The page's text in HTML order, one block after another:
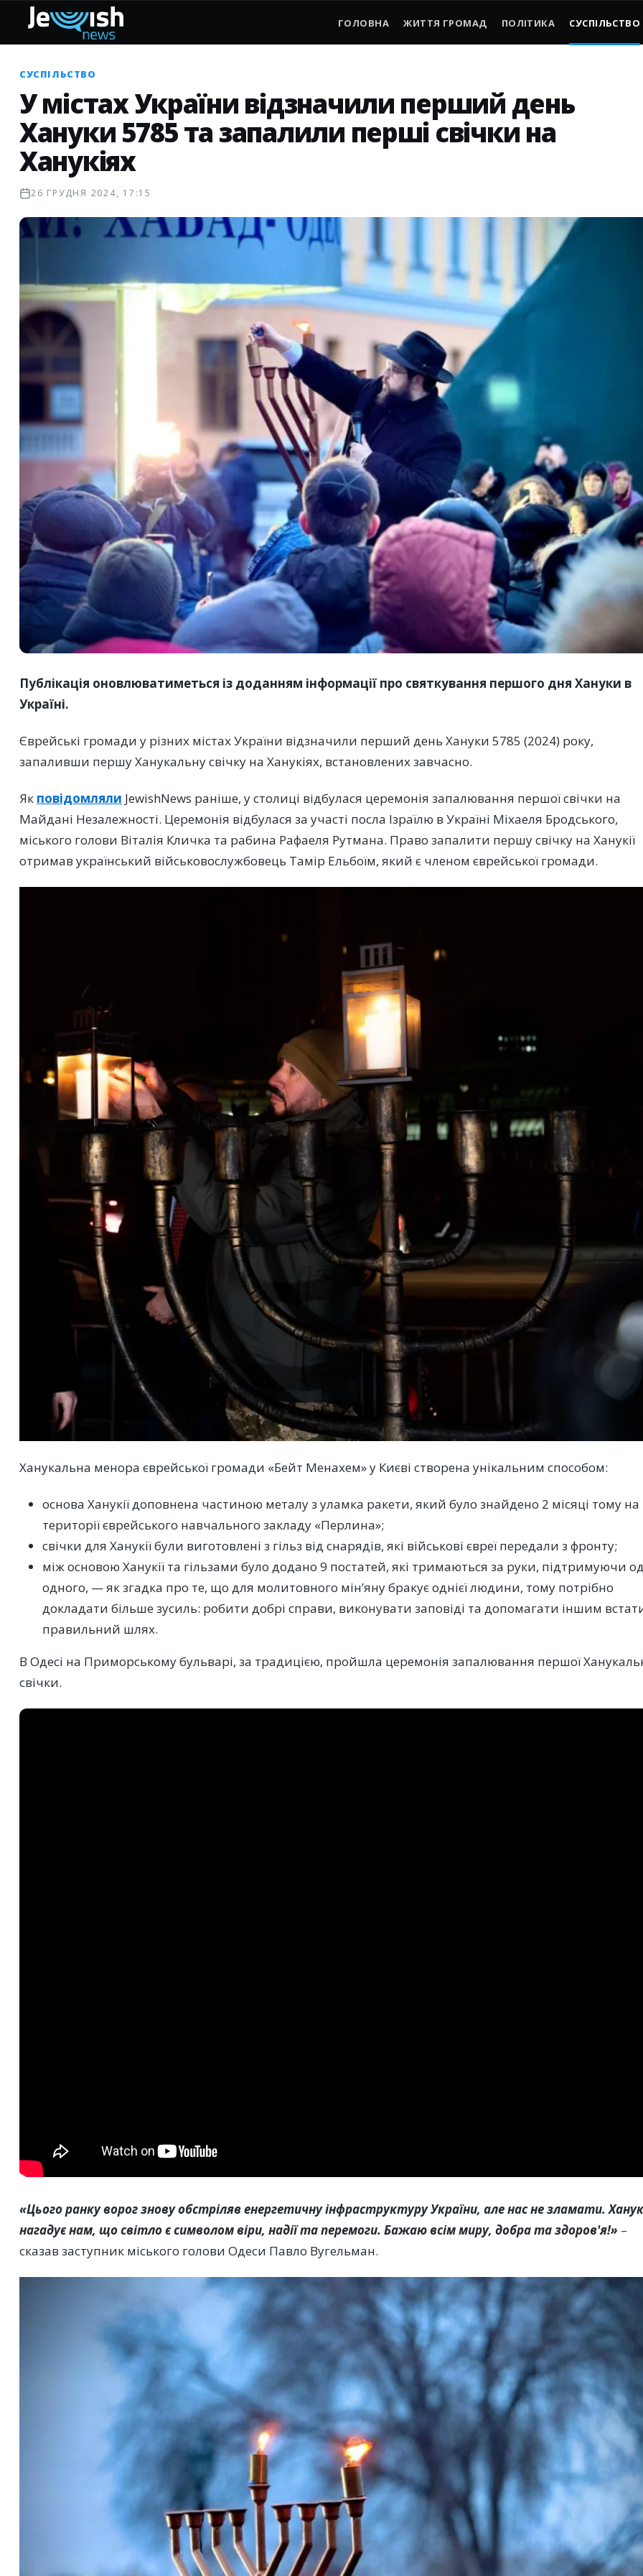
ГОЛОВНА ЖИТТЯ ГРОМАД ПОЛІТИКА СУСПІЛЬСТВО
СУСПІЛЬСТВО
У містах України відзначили перший день
Хануки 5785 та запалили перші свічки на
Ханукіях
26 ГРУДНЯ 2024, 17:15
Публікація оновлюватиметься із доданням інформації про святкування першого дня Хануки в
Україні.
Єврейські громади у різних містах України відзначили перший день Хануки 5785 (2024) року,
запаливши першу Ханукальну свічку на Ханукіях, встановлених завчасно.
Як повідомляли JewishNews раніше, у столиці відбулася церемонія запалювання першої свічки на
Майдані Незалежності. Церемонія відбулася за участі посла Ізраїлю в Україні Міхаеля Бродського,
міського голови Віталія Кличка та рабина Рафаеля Рутмана. Право запалити першу свічку на Ханукії
отримав український військовослужбовець Тамір Ельбоїм, який є членом єврейської громади.
Ханукальна менора єврейської громади «Бейт Менахем» у Києві створена унікальним способом:
основа Ханукії доповнена частиною металу з уламка ракети, який було знайдено 2 місяці тому на
території єврейського навчального закладу «Перлина»;
свічки для Ханукії були виготовлені з гільз від снарядів, які військові євреї передали з фронту;
між основою Ханукії та гільзами було додано 9 постатей, які тримаються за руки, підтримуючи
одного, — як згадка про те, що для молитовного мін’яну бракує однієї людини, тому потрібно
докладати більше зусиль: робити добрі справи, виконувати заповіді та допомагати іншим
правильний шлях.
В Одесі на Приморському бульварі, за традицією, пройшла церемонія запалювання першої
свічки.
«Цього ранку ворог знову обстріляв енергетичну інфраструктуру України, але нас не зламати.
нагадує нам, що світло є символом віри, надії та перемоги. Бажаю всім миру, добра та здоров'я!» –
сказав заступник міського голови Одеси Павло Вугельман.